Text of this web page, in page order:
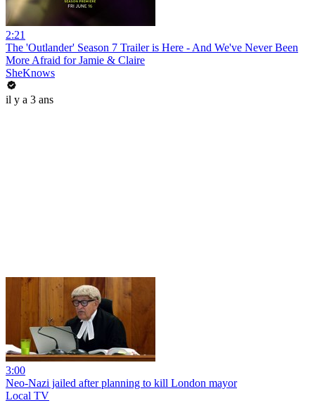
2:21
The 'Outlander' Season 7 Trailer is Here - And We've Never Been
More Afraid for Jamie & Claire
SheKnows
il y a 3 ans
3:00
Neo-Nazi jailed after planning to kill London mayor
Local TV